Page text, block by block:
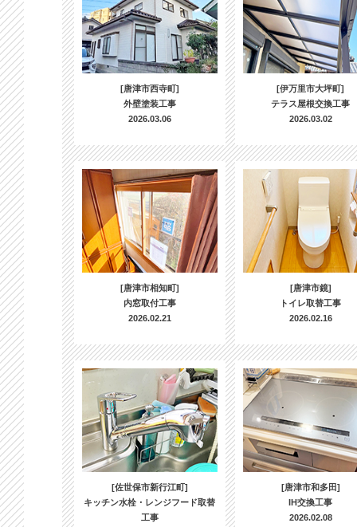
[唐津市西寺町]
外壁塗装工事
2026.03.06
[伊万里市大坪町]
テラス屋根交換工事
2026.03.02
[唐津市相知町]
内窓取付工事
2026.02.21
[唐津市鏡]
トイレ取替工事
2026.02.16
[佐世保市新行江町]
キッチン水栓・レンジフード取替
工事
[唐津市和多田]
IH交換工事
2026.02.08